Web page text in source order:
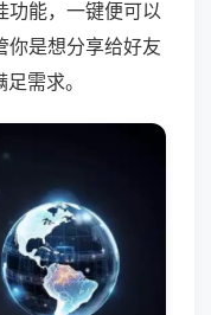
功能，一键便可以
你是想分享给好友
需求。